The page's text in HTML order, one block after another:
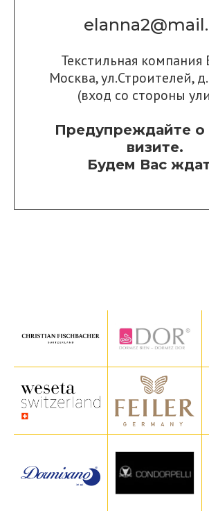
Текстильная компания
Москва, ул.Строителей,
(вход со стороны
Предупреждайте о
визите.
Будем Вас